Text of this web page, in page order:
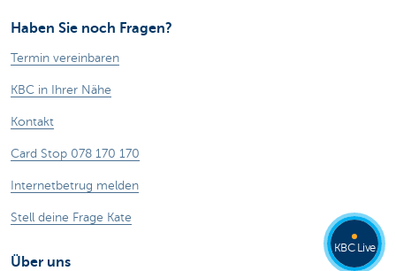
Haben Sie noch Fragen?
Termin vereinbaren
KBC in Ihrer Nähe
Kontakt
Card Stop 078 170 170
Internetbetrug melden
Stell deine Frage Kate
Über uns
KBC Live